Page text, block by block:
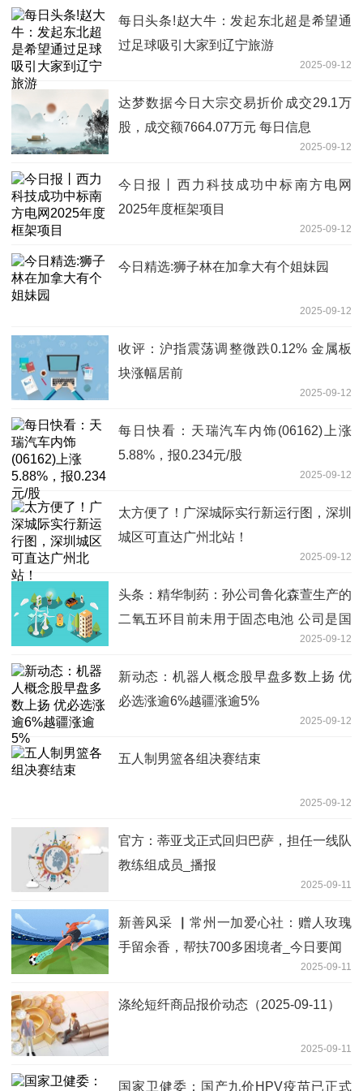
每日头条!赵大牛：发起东北超是希望通
过足球吸引大家到辽宁旅游
2025-09-12
达梦数据今日大宗交易折价成交29.1万
股，成交额7664.07万元 每日信息
2025-09-12
今日报丨西力科技成功中标南方电网
2025年度框架项目
2025-09-12
今日精选:狮子林在加拿大有个姐妹园
2025-09-12
收评：沪指震荡调整微跌0.12% 金属板
块涨幅居前
2025-09-12
每日快看：天瑞汽车内饰(06162)上涨
5.88%，报0.234元/股
2025-09-12
太方便了！广深城际实行新运行图，深圳
城区可直达广州北站！
2025-09-12
头条：精华制药：孙公司鲁化森萱生产的
二氧五环目前未用于固态电池 公司是国
2025-09-12
新动态：机器人概念股早盘多数上扬 优
必选涨逾6%越疆涨逾5%
2025-09-12
五人制男篮各组决赛结束
2025-09-12
官方：蒂亚戈正式回归巴萨，担任一线队
教练组成员_播报
2025-09-11
新善风采 ▏常州一加爱心社：赠人玫瑰
手留余香，帮扶700多困境者_今日要闻
2025-09-11
涤纶短纤商品报价动态（2025-09-11）
2025-09-11
国家卫健委：国产九价HPV疫苗已正式